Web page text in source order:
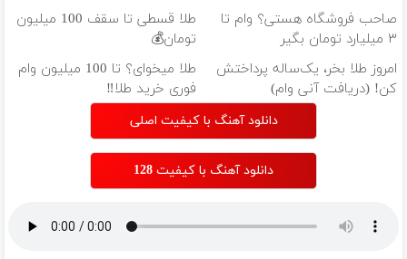
صاحب فروشگاه هستی؟ وام تا
۳ میلیارد تومان بگیر
طلا قسطی تا سقف 100 میلیون
تومان💰
امروز طلا بخر، یک‌ساله پرداختش
کن! (دریافت آنی وام)
طلا میخوای؟ تا 100 میلیون وام
فوری خرید طلا‼️
دانلود آهنگ با کیفیت اصلی
دانلود آهنگ با کیفیت 128